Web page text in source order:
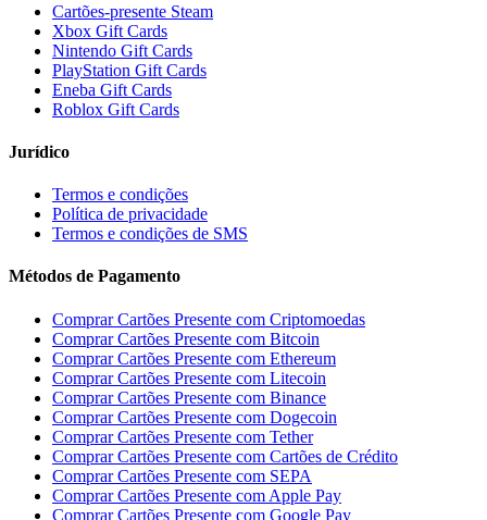
Cartões-presente Steam
Xbox Gift Cards
Nintendo Gift Cards
PlayStation Gift Cards
Eneba Gift Cards
Roblox Gift Cards
Jurídico
Termos e condições
Política de privacidade
Termos e condições de SMS
Métodos de Pagamento
Comprar Cartões Presente com Criptomoedas
Comprar Cartões Presente com Bitcoin
Comprar Cartões Presente com Ethereum
Comprar Cartões Presente com Litecoin
Comprar Cartões Presente com Binance
Comprar Cartões Presente com Dogecoin
Comprar Cartões Presente com Tether
Comprar Cartões Presente com Cartões de Crédito
Comprar Cartões Presente com SEPA
Comprar Cartões Presente com Apple Pay
Comprar Cartões Presente com Google Pay